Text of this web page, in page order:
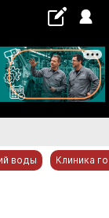
воды Клиника